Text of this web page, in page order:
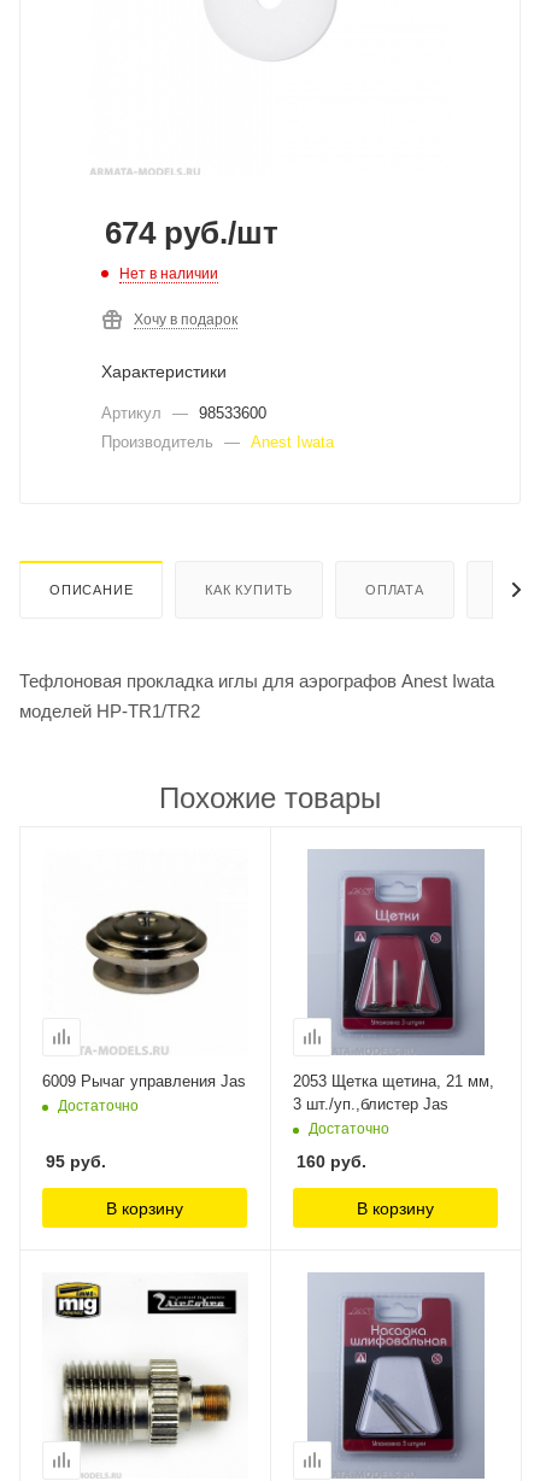
674руб./шт
Нет в наличии
Хочу в подарок
Характеристики
Артикул — 98533600
Производитель
— Anest Iwata
ОПИСАНИЕ КАК КУПИТЬ ОПЛАТА
Тефлоновая прокладка иглы для аэрографов Anest Iwata
моделей HP-TR1/TR2
Похожие товары
6009 Рычаг управления Jas
Достаточно
95 руб.
В корзину
2053 Щетка щетина, 21 мм,
3 шт./уп.,блистер Jas
Достаточно
160 руб.
В корзину